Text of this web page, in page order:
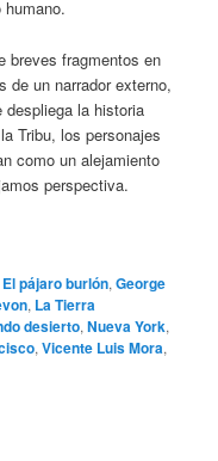
breves fragmentos en
de un narrador externo,
despliega la historia
Tribu, los personajes
como un alejamiento
perspectiva.
El pájaro burlón,George
, La Tierra
desierto,Nueva York,
,Vicente Luis Mora,